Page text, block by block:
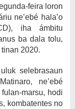
feira loron
ne’ebé hala’o
iha ámbitu
ba dala tolu,
2020.
selebrasaun
ne’ebé
marsu, hodi
kombatentes no